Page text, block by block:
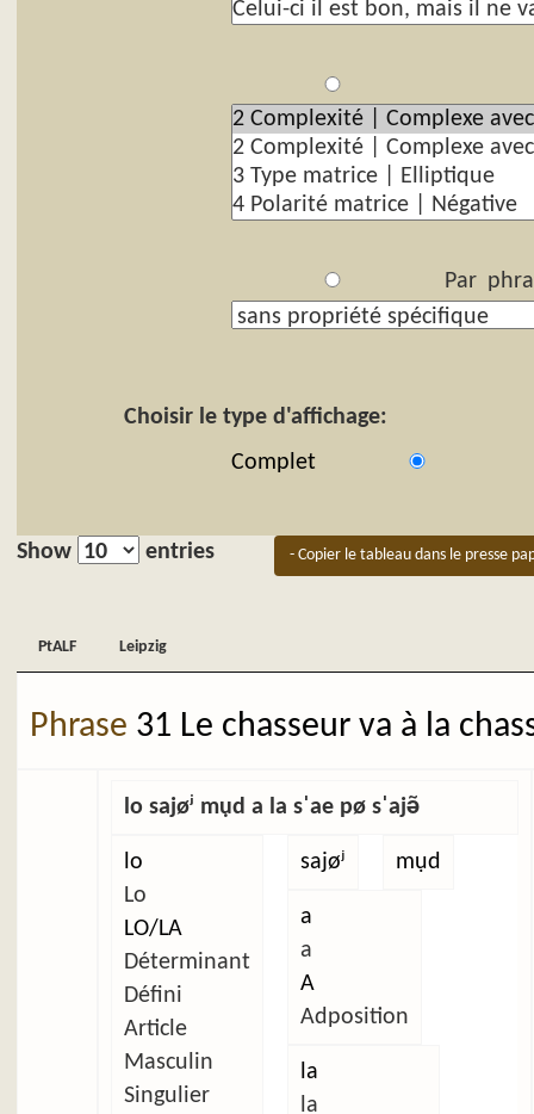
Par
Choisir le type d'affichage:
Complet
Show entries - Copier le tableau dans le presse
PtALF Leipzig
Phrase 31 Le chasseur va à la
lo sajøʲ mụd a la sˈae pø sˈajə̃
lo
Lo
LO/LA
Déterminant
Défini
Article
Masculin
Singulier
sajøʲ mụd
a
a
A
Adposition
la
la